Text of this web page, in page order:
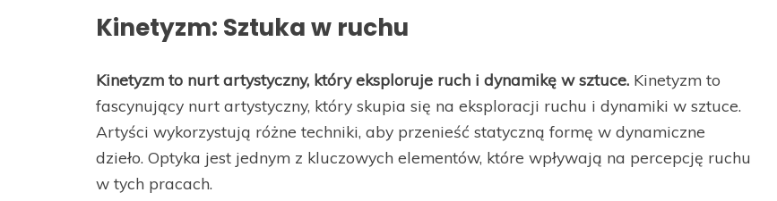
Kinetyzm: Sztuka w ruchu
Kinetyzm to nurt artystyczny, który eksploruje ruch i dynamikę w sztuce. Kinetyzm to
fascynujący nurt artystyczny, który skupia się na eksploracji ruchu i dynamiki w sztuce.
Artyści wykorzystują różne techniki, aby przenieść statyczną formę w dynamiczne
dzieło. Optyka jest jednym z kluczowych elementów, które wpływają na percepcję ruchu
w tych pracach.